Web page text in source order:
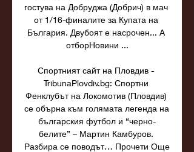
гостува на Добруджа (Добрич) в мач
от 1/16-финалите за Купата на
България. Двубоят е насрочен... А
отборНовини ...
Спортният сайт на Пловдив -
TribunaPlovdiv.bg: Спортни
Фенклубът на Локомотив (Пловдив)
се обърна към голямата легенда на
българския футбол и “черно-
белите” – Мартин Камбуров.
Разбира се поводът… Прочети Още